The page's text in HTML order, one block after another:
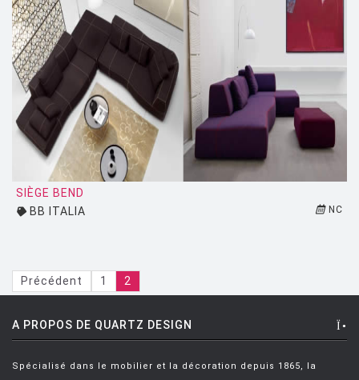
SIÈGE BEND
BB ITALIA
NC
Précédent 1 2
A PROPOS DE QUARTZ DESIGN
Spécialisé dans le mobilier et la décoration depuis 1865, la